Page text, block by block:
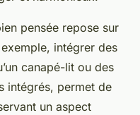
pensée repose sur
intégrer des
canapé-lit ou des
intégrés, permet de
un aspect